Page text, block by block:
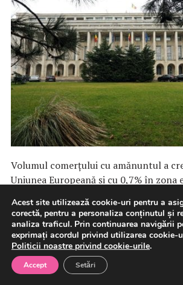
Volumul comerţului cu amănuntul a
Uniunea Europeană şi cu 0,7% în
6 august 2026 Macroeconomie
ÎCCJ dispune
Acest site utilizează cookie-uri pentru a
corectă, pentru a personaliza conținutul și
analiza traficul. Prin continuarea navigării
exprimați acordul privind utilizarea cookie-
Politicii noastre privind cookie-urile.
Accept Setări